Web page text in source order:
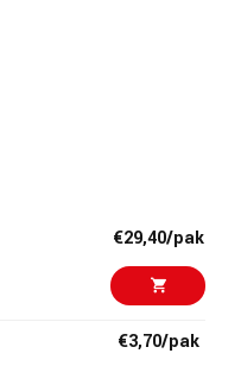
€29,40/pak
€3,70/pak